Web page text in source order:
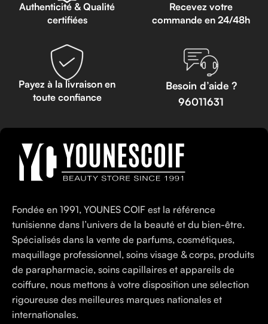
Authenticité & Qualité
certifiées
Recevez votre
commande en 24/48h
Payez à la livraison en
toute confiance
Besoin d’aide ?
96011631
Fondée en 1991, YOUNES COIF est la référence
tunisienne dans l’univers de la beauté et du bien-être.
Spécialisés dans la vente de parfums, cosmétiques,
maquillage professionnel, soins visage & corps, produits
de parapharmacie, soins capillaires et appareils de
coiffure, nous mettons à votre disposition une sélection
rigoureuse des meilleures marques nationales et
internationales.